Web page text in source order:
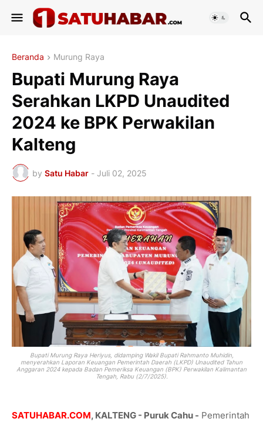
Beranda Murung Raya
Bupati Murung Raya
Serahkan LKPD Unaudited
2024 ke BPK Perwakilan
Kalteng
by Satu Habar - Juli 02, 2025
Bupati Murung Raya Heriyus, didamping Wakil Bupati Rahmanto Muhidin,
menyerahkan Laporan Keuangan Pemerintah Daerah (LKPD) Unaudited Tahun
Anggaran 2024 kepada Badan Pemeriksa Keuangan (BPK) Perwakilan Kalimantan
Tengah, Rabu (2/7/2025).
SATUHABAR.COM, KALTENG - Puruk Cahu - Pemerintah